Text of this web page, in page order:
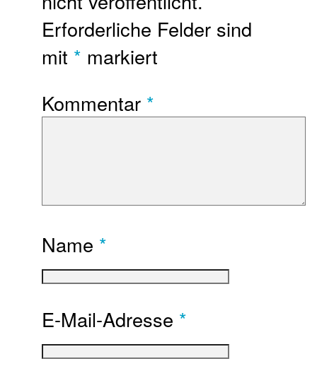
Erforderliche Felder sind
mit * markiert
Kommentar *
Name *
E-Mail-Adresse *